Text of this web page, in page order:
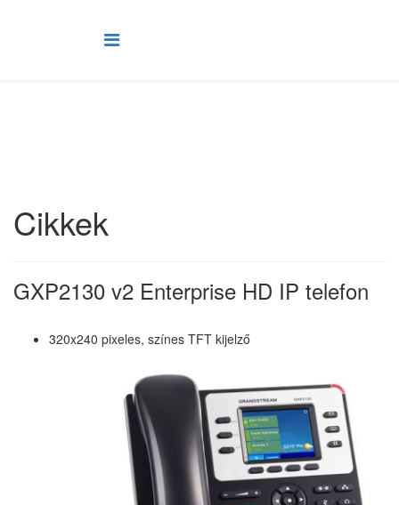
Cikkek
GXP2130 v2 Enterprise HD IP telefon
320x240 pixeles, színes TFT kijelző